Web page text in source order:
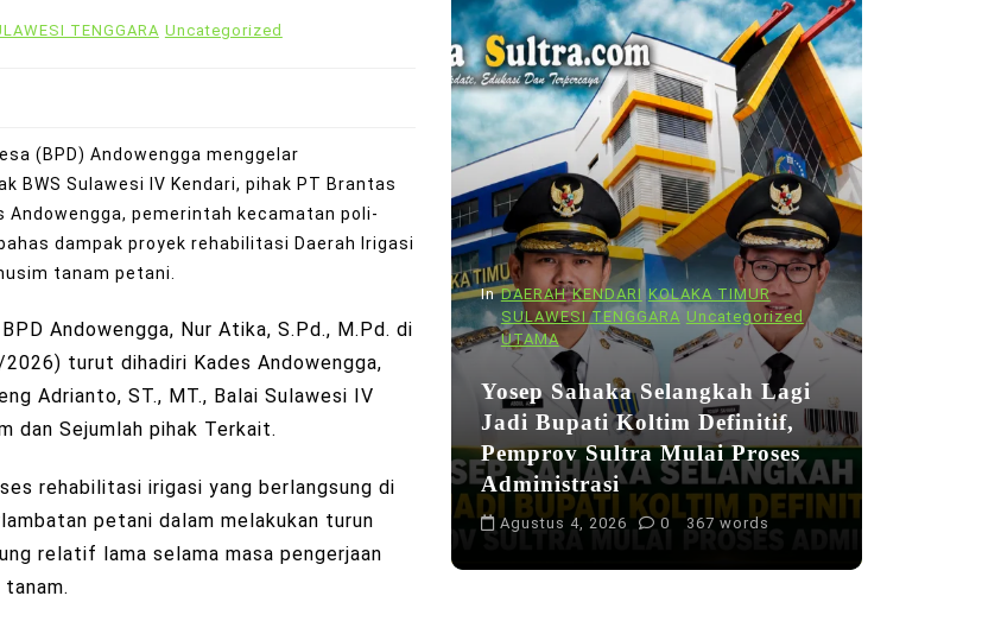
TENGGARA Uncategorized
(BPD) Andowengga menggelar
BWS Sulawesi IV Kendari, pihak PT Brantas
Andowengga, pemerintah kecamatan poli-
dampak proyek rehabilitasi Daerah Irigasi
tanam petani.
Andowengga, Nur Atika, S.Pd., M.Pd. di
turut dihadiri Kades Andowengga,
Adrianto, ST., MT., Balai Sulawesi IV
dan Sejumlah pihak Terkait.
rehabilitasi irigasi yang berlangsung di
petani dalam melakukan turun
relatif lama selama masa pengerjaan
In DAERAH KENDARI KOLAKA TIMUR
SULAWESI TENGGARA Uncategorized
UTAMA
Yosep Sahaka Selangkah Lagi
Jadi Bupati Koltim Definitif,
Pemprov Sultra Mulai Proses
Administrasi
Agustus 4, 2026 0 367 words